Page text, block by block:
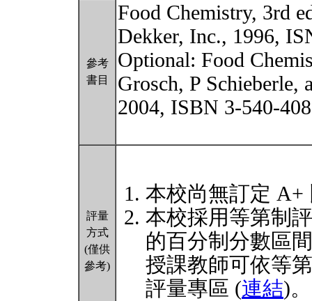
參考
書目
Food Chemistry, 3rd
Dekker, Inc., 1996,
Optional: Food
Grosch, P Schieberle,
2004, ISBN 3-540-
評量
方式
(僅供
參考)
本校尚無訂定 A+
本校採用等第制
的百分制分數區
授課教師可依等
評量專區 (連結)。